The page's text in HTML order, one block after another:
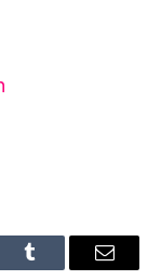
Tumblr Email